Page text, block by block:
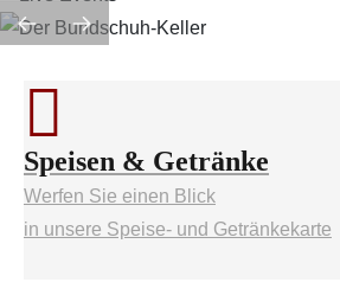
Speisen & Getränke
Werfen Sie einen Blick
in unsere Speise- und Getränkekarte